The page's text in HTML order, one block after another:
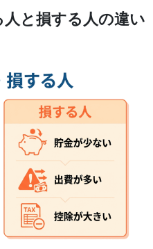
と損する人の違い